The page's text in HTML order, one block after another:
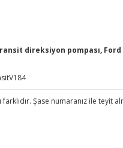
direksiyon pompası,
Şase numaranız ile teyit